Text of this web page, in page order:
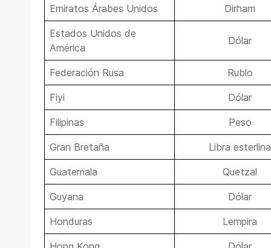
Emiratos Árabes Unidos Dirham
Estados Unidos de
América
Dólar
Federación Rusa Rublo
Fiyi Dólar
Filipinas Peso
Gran Bretaña Libra esterlina
Guatemala Quetzal
Guyana Dólar
Honduras Lempira